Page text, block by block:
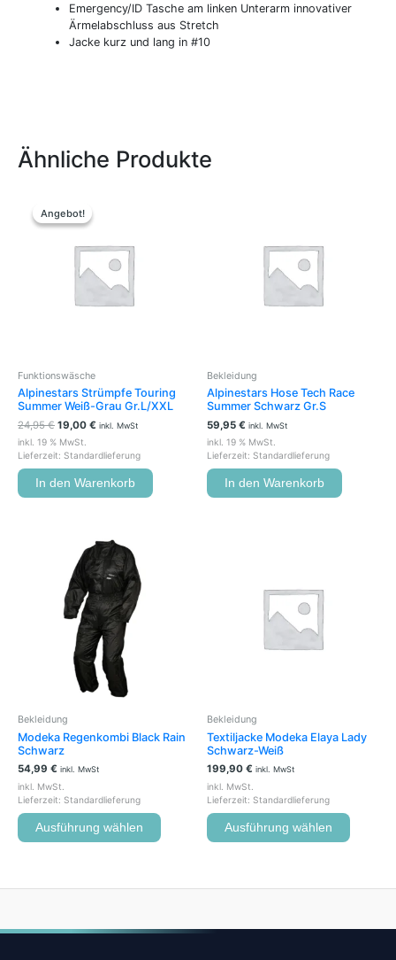
Emergency/ID Tasche am linken Unterarm innovativer
Ärmelabschluss aus Stretch
Jacke kurz und lang in #10
Ähnliche Produkte
Angebot!
Angebot!
Funktionswäsche
Alpinestars Strümpfe Touring
Summer Weiß-Grau Gr.L/XXL
24,95€
war:
24,95 €
19,00 € inkl. MwSt
inkl. 19 % MwSt.
Lieferzeit: Standardlieferung
In den Warenkorb
Bekleidung
Alpinestars Hose Tech Race
Summer Schwarz Gr.S
59,95 € inkl. MwSt
inkl. 19 % MwSt.
Lieferzeit: Standardlieferung
In den Warenkorb
Bekleidung
Modeka Regenkombi Black Rain
Schwarz
54,99 € inkl. MwSt
inkl. MwSt.
Lieferzeit: Standardlieferung
Ausführung wählen
Produktseite
gewählt
Bekleidung
Textiljacke Modeka Elaya Lady
Schwarz-Weiß
199,90 € inkl. MwSt
inkl. MwSt.
Lieferzeit: Standardlieferung
Ausführung wählen
gewählt